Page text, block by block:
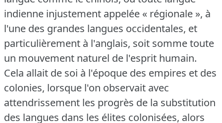
indienne injustement appelée « régionale », à
l'une des grandes langues occidentales, et
particulièrement à l'anglais, soit somme toute
un mouvement naturel de l'esprit humain.
Cela allait de soi à l'époque des empires et des
colonies, lorsque l'on observait avec
attendrissement les progrès de la substitution
des langues dans les élites colonisées, alors